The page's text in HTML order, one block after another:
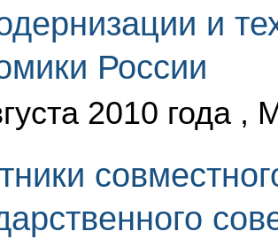
и
России
2010 года ,